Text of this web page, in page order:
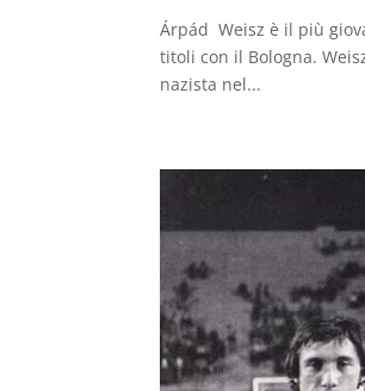
Árpád Weisz è il più
titoli con il Bologna.
nazista nel...